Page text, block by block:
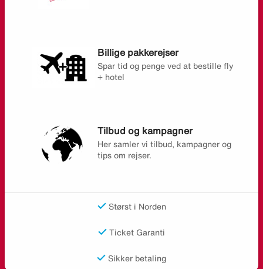
Billige pakkerejser
Spar tid og penge ved at bestille fly
+ hotel
Tilbud og kampagner
Her samler vi tilbud, kampagner og
tips om rejser.
Størst i Norden
Ticket Garanti
Sikker betaling